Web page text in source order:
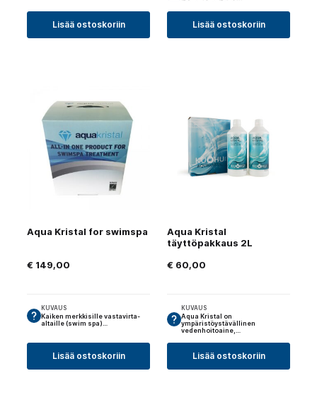
Lisää ostoskoriin Lisää ostoskoriin
Aqua Kristal for swimspa
€ 149,00
KUVAUS
Kaiken merkkisille vastavirta-
altaille (swim spa)…
Lisää ostoskoriin
Aqua Kristal
täyttöpakkaus 2L
€ 60,00
KUVAUS
Aqua Kristal on
ympäristöystävällinen
vedenhoitoaine,…
Lisää ostoskoriin